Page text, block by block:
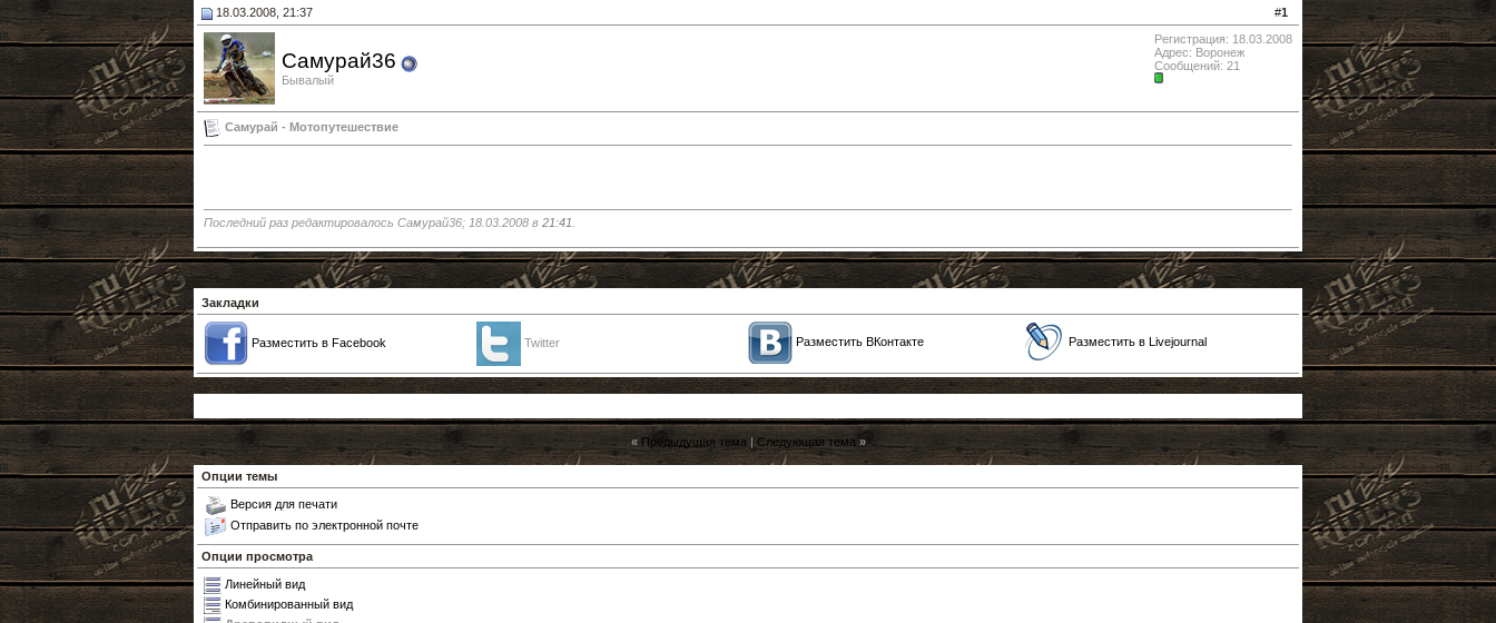
#1
18.03.2008, 21:37
Самурай36
Бывалый
Регистрация: 18.03.2008
Адрес: Воронеж
Сообщений: 21
Самурай - Мотопутешествие
Последний раз редактировалось Самурай36; 18.03.2008 в 21:41
Закладки
Разместить в Facebook Twitter Разместить ВКонтакте Разместить в Livejournal
« Предыдущая тема | Следующая тема »
Опции темы
Версия для печати
Отправить по электронной почте
Опции просмотра
Линейный вид
Комбинированный вид